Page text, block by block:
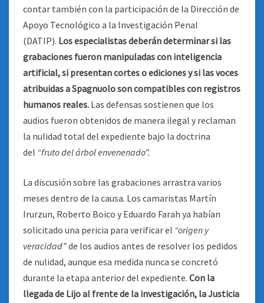
contar también con la participación de la Dirección de
Apoyo Tecnológico a la Investigación Penal
(DATIP). Los especialistas deberán determinar si las
grabaciones fueron manipuladas con inteligencia
artificial, si presentan cortes o ediciones y si las voces
atribuidas a Spagnuolo son compatibles con registros
humanos reales. Las defensas sostienen que los
audios fueron obtenidos de manera ilegal y reclaman
la nulidad total del expediente bajo la doctrina
del “fruto del árbol envenenado”.
La discusión sobre las grabaciones arrastra varios
meses dentro de la causa. Los camaristas Martín
Irurzun, Roberto Boico y Eduardo Farah ya habían
solicitado una pericia para verificar el “origen y
veracidad”de los audios antes de resolver los pedidos
de nulidad, aunque esa medida nunca se concretó
durante la etapa anterior del expediente. Con la
llegada de Lijo al frente de la investigación, la Justicia